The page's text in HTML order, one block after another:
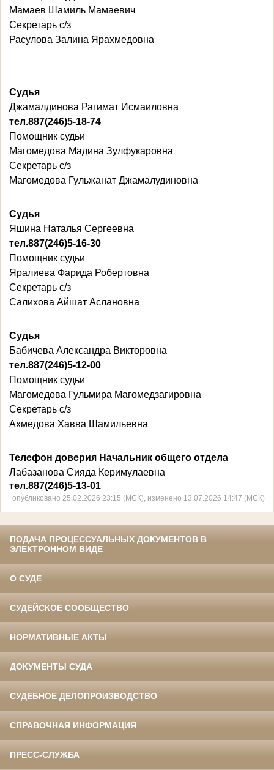
Мамаев Шамиль Мамаевич
Секретарь с/з
Расулова Залина Ярахмедовна
Судья
Джамалдинова Рагимат Исмаиловна
тел.887(246)5-18-74
Помощник судьи
Магомедова Мадина Зулфукаровна
Секретарь с/з
Магомедова Гульжанат Джамалудиновна
Судья
Яшина Наталья Сергеевна
тел.887(246)5-16-30
Помощник судьи
Яралиева Фарида Робертовна
Секретарь с/з
Салихова Айшат Аслановна
Судья
Бабичева Александра Викторовна
тел.887(246)5-12-00
Помощник судьи
Магомедова Гульмира Магомедзагировна
Секретарь с/з
Ахмедова Хавва Шамильевна
Телефон доверия Начальник общего отдела
Лабазанова Сияда Керимулаевна
тел.887(246)5-13-01
опубликовано 25.02.2026 23:15 (МСК), изменено 13.07.2026 14:47 (МСК)
ПОДАЧА ПРОЦЕССУАЛЬНЫХ ДОКУМЕНТОВ В
ЭЛЕКТРОННОМ ВИДЕ
О СУДЕ
СУДЕЙСКОЕ СООБЩЕСТВО
НОРМАТИВНЫЕ АКТЫ
ДОКУМЕНТЫ СУДА
СУДЕБНОЕ ДЕЛОПРОИЗВОДСТВО
СПРАВОЧНАЯ ИНФОРМАЦИЯ
ПРЕСС-СЛУЖБА